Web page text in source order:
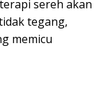
sereh akan
tegang,
memicu